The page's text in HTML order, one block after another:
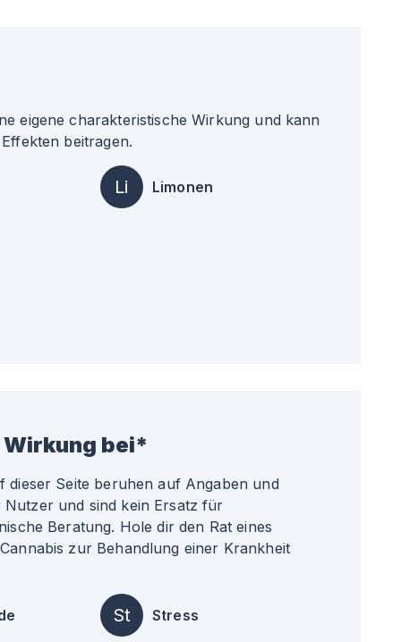
eigene charakteristische Wirkung und kann
beitragen.
Li Limonen
bei*
dieser Seite beruhen auf Angaben und
und sind kein Ersatz für
Beratung. Hole dir den Rat eines
zur Behandlung einer Krankheit
St Stress